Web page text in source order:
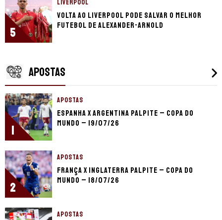
5
LIVERPOOL
Volta ao Liverpool pode salvar o melhor
futebol de Alexander-Arnold
APOSTAS
1
APOSTAS
Espanha x Argentina palpite – Copa do
Mundo – 19/07/26
2
APOSTAS
França x Inglaterra palpite – Copa do
Mundo – 18/07/26
APOSTAS